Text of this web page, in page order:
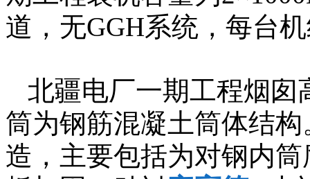
道，无GGH系统，每台
北疆电厂一期工程烟囱
筒为钢筋混凝土筒体结
造，主要包括为对钢内